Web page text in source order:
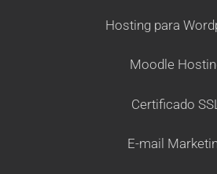
Hosting para
Moodle
Certificado SSL
E-mail